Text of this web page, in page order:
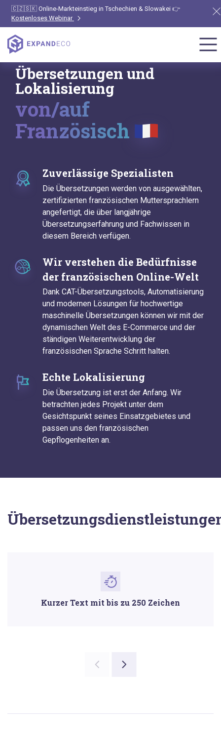
🇨🇿🇸🇰 Online-Markteinstieg in Tschechien & Slowakei 👉
Kostenloses Webinar
Übersetzungen und
Lokalisierung
von/auf
Französisch
Zuverlässige Spezialisten
Die Übersetzungen werden von ausgewählten,
zertifizierten französischen Muttersprachlern
angefertigt, die über langjährige
Übersetzungserfahrung und Fachwissen in
diesem Bereich verfügen.
Wir verstehen die Bedürfnisse
der französischen Online-Welt
Dank CAT-Übersetzungstools, Automatisierung
und modernen Lösungen für hochwertige
maschinelle Übersetzungen können wir mit der
dynamischen Welt des E-Commerce und der
ständigen Weiterentwicklung der
französischen Sprache Schritt halten.
Echte Lokalisierung
Die Übersetzung ist erst der Anfang. Wir
betrachten jedes Projekt unter dem
Gesichtspunkt seines Einsatzgebietes und
passen uns den französischen
Gepflogenheiten an.
Kurzer Text mit bis zu 250 Zeichen